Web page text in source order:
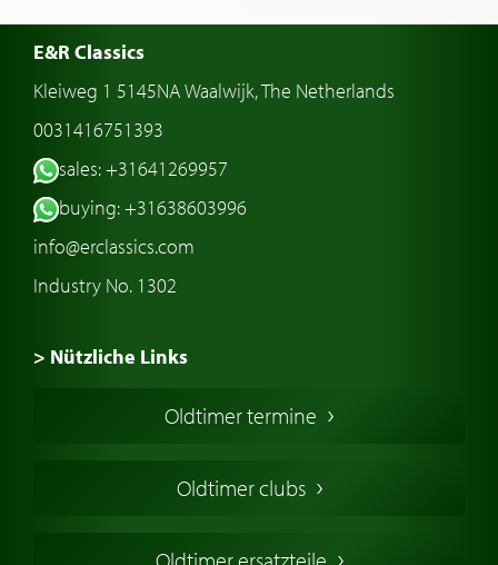
E&R Classics
Kleiweg 1 5145NA Waalwijk, The Netherlands
0031416751393
sales: +31641269957
buying: +31638603996
info@erclassics.com
Industry No. 1302
> Nützliche Links
Oldtimers in Europa
Englische Oldtimer
Oldtimer termine
Oldtimer clubs
Oldtimer ersatzteile